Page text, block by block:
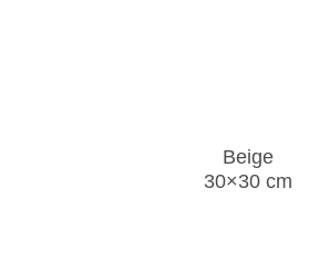
Beige
30×30 cm